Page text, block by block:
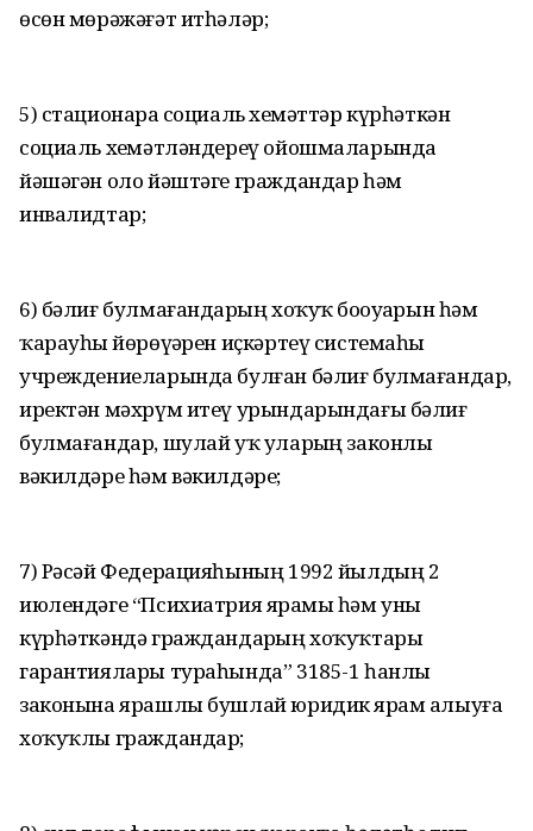
өсөн мөрәжәғәт итһәләр;
5) стационарҙа социаль хеҙмәттәр күрһәткән
социаль хеҙмәтләндереү ойошмаларында
йәшәгән оло йәштәге граждандар һәм
инвалидтар;
6) бәлиғ булмағандарҙың хоҡуҡ боҙоуҙарын һәм
ҡарауһыҙ йөрөүҙәрен иҫкәртеү системаһы
учреждениеларында булған бәлиғ булмағандар,
иректән мәхрүм итеү урындарындағы бәлиғ
булмағандар, шулай уҡ уларҙың законлы
вәкилдәре һәм вәкилдәре;
7) Рәсәй Федерацияһының 1992 йылдың 2
июлендәге “Психиатрия ярҙамы һәм уны
күрһәткәндә граждандарҙың хоҡуҡтары
гарантиялары тураһында” 3185-1 һанлы
законына ярашлы бушлай юридик ярҙам алыуға
хоҡуҡлы граждандар;